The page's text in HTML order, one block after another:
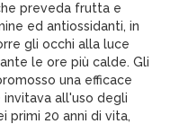
preveda frutta e
ed antiossidanti, in
gli occhi alla luce
le ore più calde. Gli
una efficace
all'uso degli
primi 20 anni di vita,